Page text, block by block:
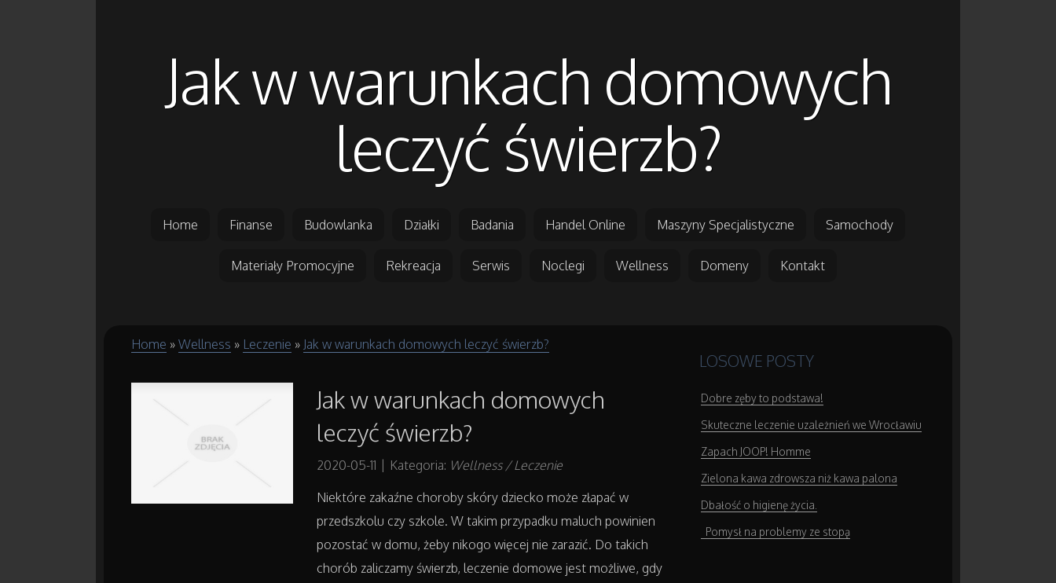
Jak w warunkach domowych
leczyć świerzb?
Home Finanse Budowlanka Działki Badania Handel Online Maszyny Specjalistyczne Samochody
Materiały Promocyjne Rekreacja Serwis Noclegi Wellness Domeny Kontakt
Home » Wellness » Leczenie » Jak w warunkach domowych leczyć świerzb?
Jak w warunkach domowych
leczyć świerzb?
2020-05-11 Kategoria: Wellness / Leczenie
Niektóre zakaźne choroby skóry dziecko może złapać w
przedszkolu czy szkole. W takim przypadku maluch powinien
pozostać w domu, żeby nikogo więcej nie zarazić. Do takich
chorób zaliczamy świerzb, leczenie domowe jest możliwe, gdy
LOSOWE POSTY
Dobre zęby to podstawa!
Skuteczne leczenie uzależnień we Wrocławiu
Zapach JOOP! Homme
Zielona kawa zdrowsza niż kawa palona
Dbałość o higienę życia.
Pomysł na problemy ze stopą